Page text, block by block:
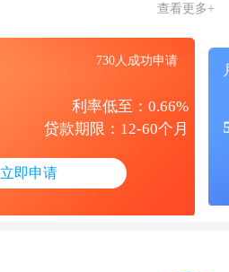
查看更多+
730人成功申请
利率低至：0.66%
贷款期限：12-60个月
立即申请